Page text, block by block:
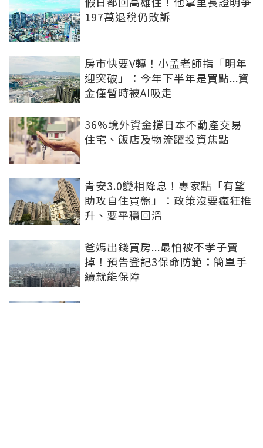
197萬退稅仍敗訴
房市快要V轉！小孟老師指「明年
迎突破」：今年下半年是買點...資
金僅暫時被AI吸走
36%境外資金撐日本不動產交易
住宅、飯店及物流躍投資焦點
青安3.0變相降息！專家點「有望
助攻自住買盤」：政策沒要瘋狂推
升、要平穩回溫
爸媽出錢買房...最怕被不孝子賣
掉！預告登記3保命防範：簡單手
續就能保障